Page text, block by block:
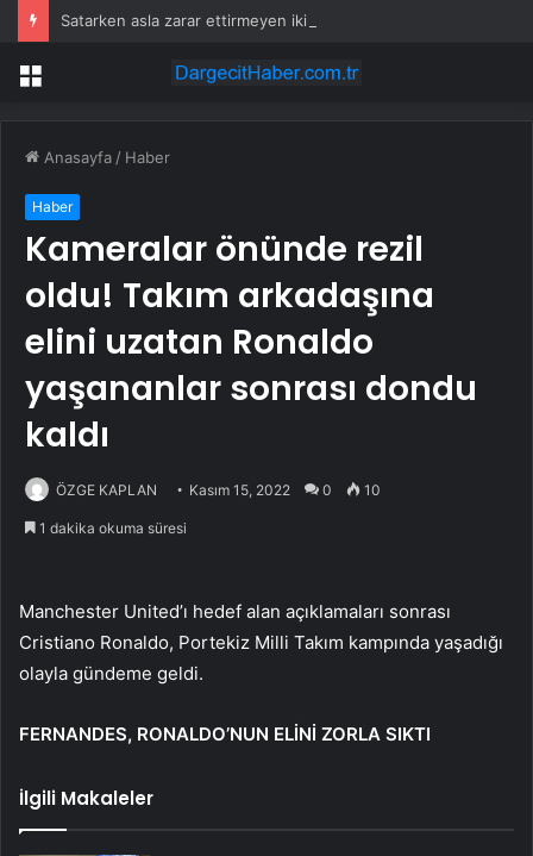
Satarken asla zarar ettirmeyen ikinci el araçlar
Menü
Anasayfa / Haber
Haber
Kameralar önünde rezil
oldu! Takım arkadaşına
elini uzatan Ronaldo
yaşananlar sonrası dondu
kaldı
ÖZGE KAPLAN Kasım 15, 2022 0 10
1 dakika okuma süresi
Manchester United’ı hedef alan açıklamaları sonrası
Cristiano Ronaldo, Portekiz Milli Takım kampında yaşadığı
olayla gündeme geldi.
FERNANDES, RONALDO’NUN ELİNİ ZORLA SIKTI
İlgili Makaleler